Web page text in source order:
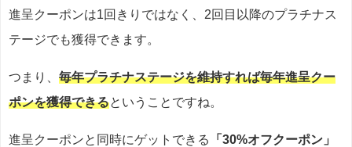
進呈クーポンは1回きりではなく、2回目以降のプラチナス
テージでも獲得できます。
つまり、 毎年プラチナステージを維持すれば毎年進呈クー
ポンを獲得できるということですね。
進呈クーポンと同時にゲットできる
「30%オフクーポン」